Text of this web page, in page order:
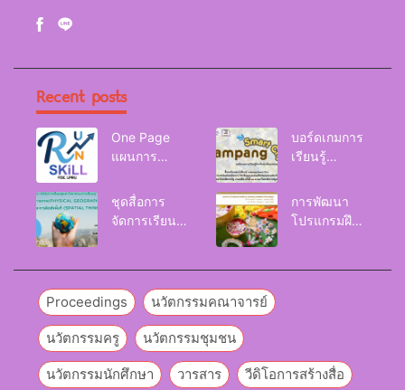
Recent posts
One Page
แผนการ
Reskill
Upskill
บอร์ดเกมการ
เรียนรู้
Smart City
ชุดสื่อการ
จัดการเรียนรู้
(Physical
Geography)
การพัฒนา
โปรแกรมฝึก
Proceedings นวัตกรรมคณาจารย์
นวัตกรรมครู นวัตกรรมชุมชน
นวัตกรรมนักศึกษา วารสาร วีดิโอการสร้างสื่อ